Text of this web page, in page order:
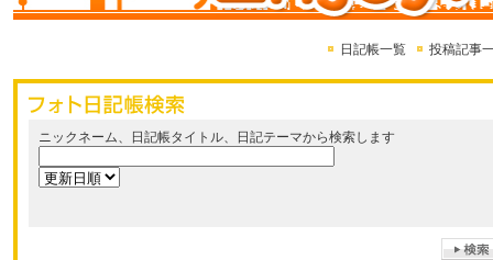
日記帳一覧 投稿記事
ニックネーム、日記帳タイトル、日記テーマから検索します